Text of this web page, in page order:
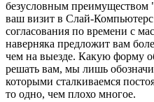
безусловным преимуществом
ваш визит в Слай-Компьютерс
согласования по времени с
наверняка предложит вам
чем на выезде. Какую форму
решать вам, мы лишь
которыми сталкиваемся
то одно, чем плохо многое.